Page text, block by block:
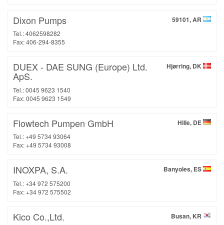
59101, AR
Dixon Pumps
Tel.: 4062598282
Fax: 406-294-8355
Hjørring, DK
DUEX - DAE SUNG (Europe) Ltd.
ApS.
Tel.: 0045 9623 1540
Fax: 0045 9623 1549
Hille, DE
Flowtech Pumpen GmbH
Tel.: +49 5734 93064
Fax: +49 5734 93008
Banyoles, ES
INOXPA, S.A.
Tel.: +34 972 575200
Fax: +34 972 575502
Busan, KR
Kico Co.,Ltd.